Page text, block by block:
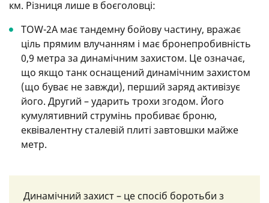
км. Різниця лише в боєголовці:
TOW-2A має тандемну бойову частину, вражає
ціль прямим влучанням і має бронепробивність
0,9 метра за динамічним захистом. Це означає,
що якщо танк оснащений динамічним захистом
(що буває не завжди), перший заряд активізує
його. Другий – ударить трохи згодом. Його
кумулятивний струмінь пробиває броню,
еквівалентну сталевій плиті завтовшки майже
метр.
Динамічний захист – це спосіб боротьби з